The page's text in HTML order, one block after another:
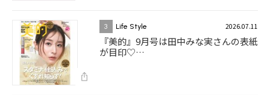
3 Life Style 2026.07.11
『美的』9月号は田中みな実さんの表紙
が目印♡…